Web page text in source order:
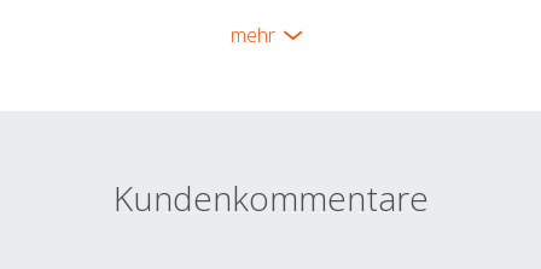
mehr
Kundenkommentare